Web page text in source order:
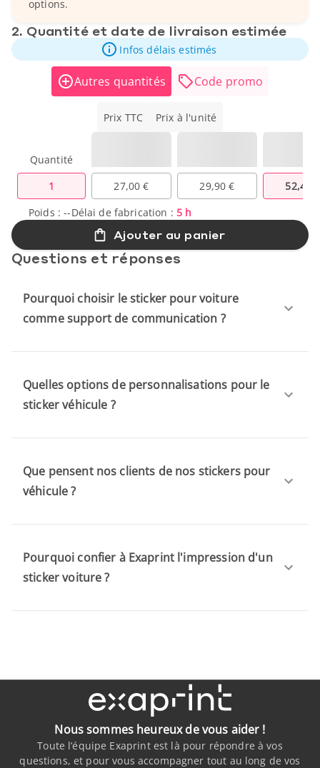
options.
2. Quantité et date de livraison estimée
Infos délais estimés
Autres quantités Code promo
Prix TTC Prix à l'unité
Quantité
1
27,00 € 29,90 €
52,40 €
Poids :--Délai de fabrication : 5 h
Ajouter au panier
Questions et réponses
Pourquoi choisir le sticker pour voiture
comme support de communication ?
Quelles options de personnalisations pour le
sticker véhicule ?
Que pensent nos clients de nos stickers pour
véhicule ?
Pourquoi confier à Exaprint l'impression d'un
sticker voiture ?
Nous sommes heureux de vous aider !
Toute l’équipe Exaprint est là pour répondre à vos
questions, et pour vous accompagner tout au long de vos